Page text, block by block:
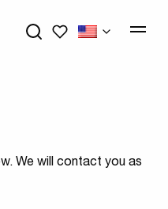
My wishlists
We will contact you as